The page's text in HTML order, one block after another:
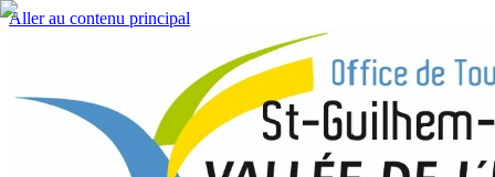
Aller au contenu principal